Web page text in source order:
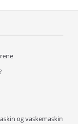
og vaskemaskin